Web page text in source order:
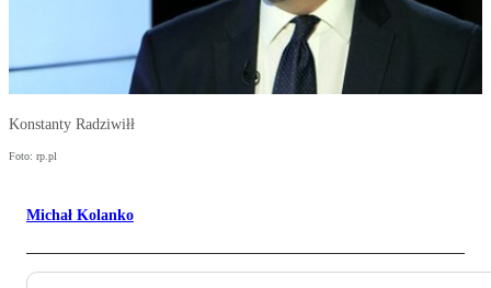
Konstanty Radziwiłł
Foto: rp.pl
Michał Kolanko